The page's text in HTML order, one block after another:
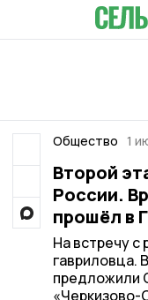
Общество 1
Второй
России.
прошёл в
На встречу
гавриловца.
предложили
«Черкизово-